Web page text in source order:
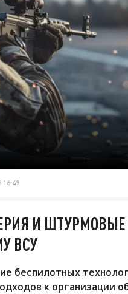
И ШТУРМОВЫЕ
ВСУ
беспилотных
к организации